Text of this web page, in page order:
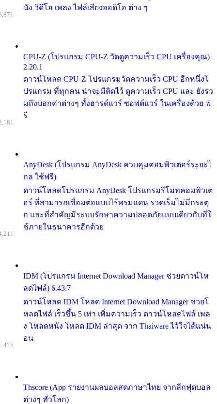
นัง วิดีโอ เพลง ไฟล์เสียงออดิโอ ต่าง ๆ
CPU-Z (โปรแกรม CPU-Z วัดดูความเร็ว CPU เครื่องคุณ)
2.20.1
ดาวน์โหลด CPU-Z โปรแกรมวัดความเร็ว CPU อีกหนึ่งโ
ปรแกรม ที่ทุกคน น่าจะมีติดไว้ ดูความเร็ว CPU และ ยังรว
มถึงบอกค่าต่างๆ ทั้งฮารด์แวร์ ซอฟต์แวร์ ในเครื่องด้วย ฟ
รี
AnyDesk (โปรแกรม AnyDesk ควบคุมคอมพิวเตอร์ระยะไ
กล ใช้ฟรี)
ดาวน์โหลดโปรแกรม AnyDesk โปรแกรมรีโมทคอมพิวเต
อร์ ที่สามารถเชื่อมต่อแบบไร้พรมแดน รวดเร็มไม่มีกระตุ
ก และที่สำคัญมีระบบรักษาความปลอดภัยแบบเดียวกับที่ใ
ช้ภายในธนาคารอีกด้วย
IDM (โปรแกรม Internet Download Manager ช่วยดาวน์โห
ลดไฟล์) 6.43.7
ดาวน์โหลด IDM โหลด Internet Download Manager ช่วยโ
หลดไฟล์ เร็วขึ้น 5 เท่า เพิ่มความเร็ว ดาวน์โหลดไฟล์ เพล
ง โหลดหนัง โหลด IDM ล่าสุด จาก Thaiware ไว้ใจได้แน่น
อน
Thscore (App รายงานผลบอลสดภาษาไทย จากลีกฟุตบอล
ต่างๆ ทั่วโลก)
475